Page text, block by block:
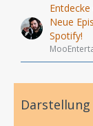
Neue
Spotify!
Darstellung